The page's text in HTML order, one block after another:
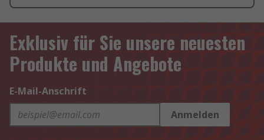
Exklusiv für Sie unsere neuesten
Produkte und Angebote
E-Mail-Anschrift
Anmelden